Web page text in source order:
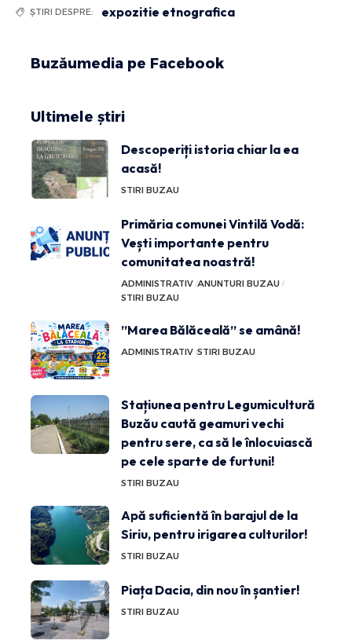
ȘTIRI DESPRE: expozitie etnografica
Buzăumedia pe Facebook
Ultimele știri
Descoperiți istoria chiar la ea
acasă!
STIRI BUZAU
Primăria comunei Vintilă Vodă:
Vești importante pentru
comunitatea noastră!
ADMINISTRATIV ANUNTURI BUZAU
STIRI BUZAU
”Marea Bălăceală” se amână!
ADMINISTRATIV STIRI BUZAU
Stațiunea pentru Legumicultură
Buzău caută geamuri vechi
pentru sere, ca să le înlocuiască
pe cele sparte de furtuni!
STIRI BUZAU
Apă suficientă în barajul de la
Siriu, pentru irigarea culturilor!
STIRI BUZAU
Piața Dacia, din nou în șantier!
STIRI BUZAU